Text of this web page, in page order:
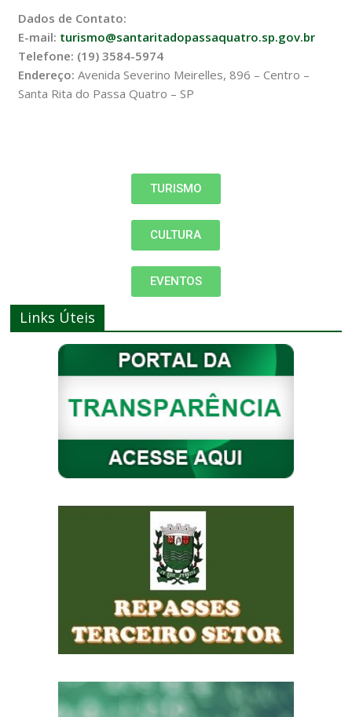
Dados de Contato:
E-mail: turismo@santaritadopassaquatro.sp.gov.br
Telefone: (19) 3584-5974
Endereço:Avenida Severino Meirelles, 896 – Centro –
Santa Rita do Passa Quatro – SP
TURISMO
CULTURA
EVENTOS
Links Úteis